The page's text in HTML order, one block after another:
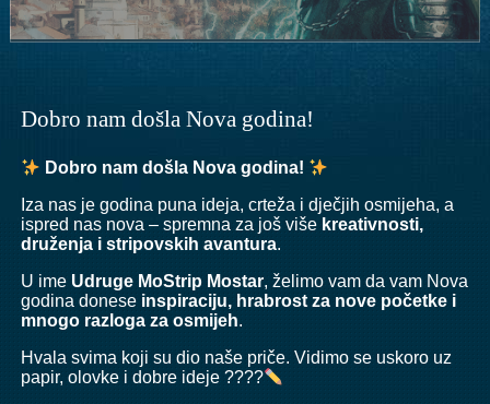
Dobro nam došla Nova godina!
Dobro nam došla Nova godina!
Iza nas je godina puna ideja, crteža i dječjih osmijeha, a
ispred nas nova – spremna za još više kreativnosti,
druženja i stripovskih avantura.
U ime Udruge MoStrip Mostar, želimo vam da vam Nova
godina donese inspiraciju, hrabrost za nove početke i
mnogo razloga za osmijeh.
Hvala svima koji su dio naše priče. Vidimo se uskoro uz
papir, olovke i dobre ideje ????